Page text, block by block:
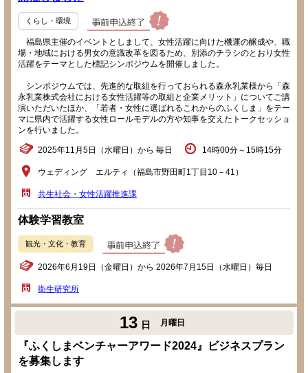
くらし・環境
福島県主催のイベントとしまして、女性活躍に向けた機運の醸成や、職
場・地域における男女の意識改革を図るため、別添のチラシのとおり女性
活躍をテーマとした標記シンポジウムを開催しました。
シンポジウムでは、先進的な取組を行っておられる森永乳業様から「森
永乳業株式会社における女性活躍等の取組と企業メリット」についてご講
演いただいたほか、「若者・女性に選ばれるこれからのふくしま」をテー
マに県内で活躍する女性ロールモデルの方や知事を交えたトークセッショ
ンを行いました。
2025年11月5日（水曜日）から 毎日 14時00分～15時15分
ウェディング エルティ（福島市野田町1丁目10－41）
共生社会・女性活躍推進課
体験学習教室
観光・文化・教育
2026年6月19日（金曜日）から 2026年7月15日（水曜日）毎日
衛生研究所
13 日 月曜日
『ふくしまベンチャーアワード2024』ビジネスプラン
を募集します